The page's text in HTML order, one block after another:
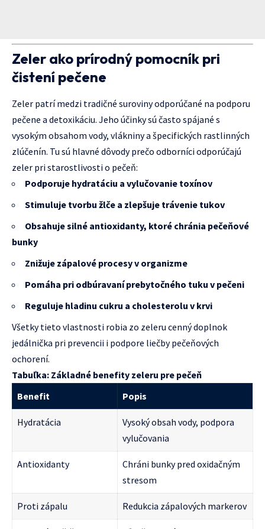
Zeler ako prírodný pomocník pri
čistení pečene
Zeler patrí medzi tradičné suroviny odporúčané na podporu
pečene a detoxikáciu. Jeho účinky sú často spájané s
vysokým obsahom vody, vlákniny a špecifických rastlinných
zlúčenín. Tu sú hlavné dôvody prečo odborníci odporúčajú
zeler pri starostlivosti o pečeň:
Podporuje hydratáciu a vylučovanie toxínov
Stimuluje tvorbu žlče a zlepšuje trávenie tukov
Obsahuje silné antioxidanty, ktoré chránia pečeňové
bunky
Znižuje zápalové procesy v organizme
Pomáha pri odbúravaní prebytočného tuku v pečeni
Reguluje hladinu cukru a cholesterolu v krvi
Všetky tieto vlastnosti robia zo zeleru cenný doplnok
jedálnička pri prevencii i podpore liečby pečeňových
ochorení.
Tabuľka: Základné benefity zeleru pre pečeň
Benefit
Popis
Hydratácia
Vysoký obsah vody, podpora
vylučovania
Antioxidanty
Chráni bunky pred oxidačným
stresom
Proti zápalu Redukcia zápalových markerov